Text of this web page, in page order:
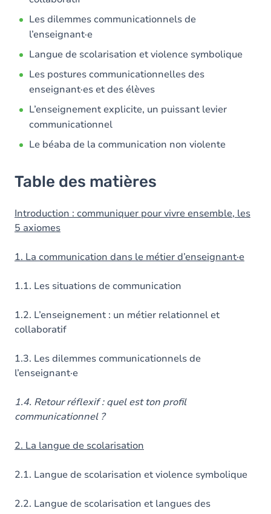
Les dilemmes communicationnels de
l’enseignant·e
Langue de scolarisation et violence symbolique
Les postures communicationnelles des
enseignant·es et des élèves
L’enseignement explicite, un puissant levier
communicationnel
Le béaba de la communication non violente
Table des matières
Introduction : communiquer pour vivre ensemble, les
5 axiomes
1. La communication dans le métier d’enseignant·e
1.1. Les situations de communication
1.2. L’enseignement : un métier relationnel et
collaboratif
1.3. Les dilemmes communicationnels de
l’enseignant·e
1.4. Retour réflexif : quel est ton profil
communicationnel ?
2. La langue de scolarisation
2.1. Langue de scolarisation et violence symbolique
2.2. Langue de scolarisation et langues des